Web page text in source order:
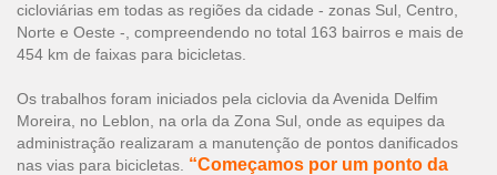
cicloviárias em todas as regiões da cidade - zonas Sul, Centro,
Norte e Oeste -, compreendendo no total 163 bairros e mais de
454 km de faixas para bicicletas.
Os trabalhos foram iniciados pela ciclovia da Avenida Delfim
Moreira, no Leblon, na orla da Zona Sul, onde as equipes da
administração realizaram a manutenção de pontos danificados
nas vias para bicicletas. “Começamos por um ponto da